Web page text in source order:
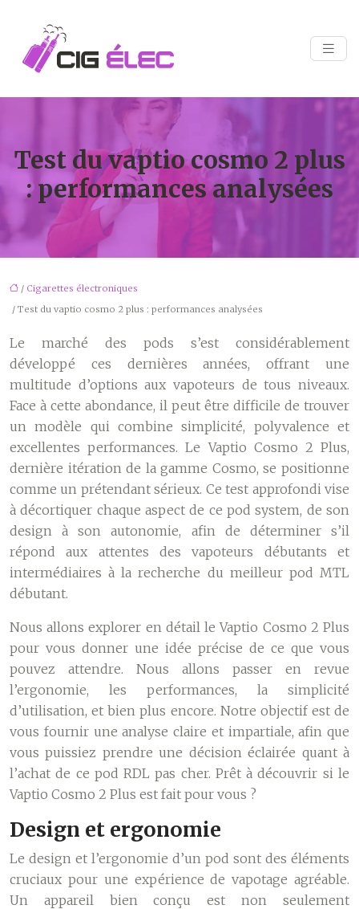
Test du vaptio cosmo 2 plus
: performances analysées
/ Cigarettes électroniques
/ Test du vaptio cosmo 2 plus : performances analysées
Le marché des pods s’est considérablement
développé ces dernières années, offrant une
multitude d’options aux vapoteurs de tous niveaux.
Face à cette abondance, il peut être difficile de trouver
un modèle qui combine simplicité, polyvalence et
excellentes performances. Le Vaptio Cosmo 2 Plus,
dernière itération de la gamme Cosmo, se positionne
comme un prétendant sérieux. Ce test approfondi vise
à décortiquer chaque aspect de ce pod system, de son
design à son autonomie, afin de déterminer s’il
répond aux attentes des vapoteurs débutants et
intermédiaires à la recherche du meilleur pod MTL
débutant.
Nous allons explorer en détail le Vaptio Cosmo 2 Plus
pour vous donner une idée précise de ce que vous
pouvez attendre. Nous allons passer en revue
l’ergonomie, les performances, la simplicité
d’utilisation, et bien plus encore. Notre objectif est de
vous fournir une analyse claire et impartiale, afin que
vous puissiez prendre une décision éclairée quant à
l’achat de ce pod RDL pas cher. Prêt à découvrir si le
Vaptio Cosmo 2 Plus est fait pour vous ?
Design et ergonomie
Le design et l’ergonomie d’un pod sont des éléments
cruciaux pour une expérience de vapotage agréable.
Un appareil bien conçu est non seulement